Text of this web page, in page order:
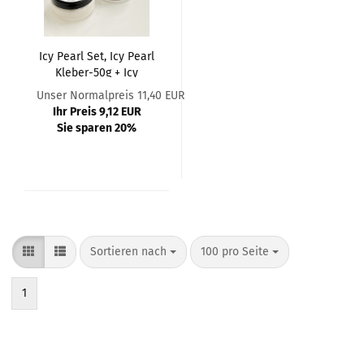
Icy Pearl Set, Icy Pearl
Kleber-50g + Icy
Pearls-200g
Unser Normalpreis 11,40 EUR
Ihr Preis 9,12 EUR
Sie sparen 20%
Sortieren nach
Sortieren nach 100 pro Seite
pro Seite
1